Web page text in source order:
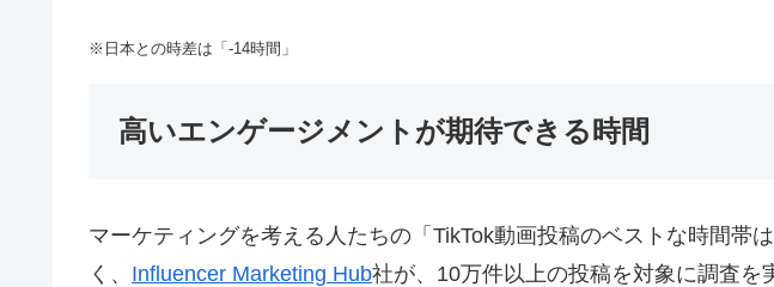
※日本との時差は「-14時間」
高いエンゲージメントが期待できる時間
マーケティングを考える人たちの「TikTok動画投稿のベストな時間帯
く、 Influencer Marketing Hub社が、10万件以上の投稿を対象に調査を